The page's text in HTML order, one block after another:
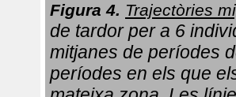
Figura 4. Trajectòries
de tardor per a 6
mitjanes de períodes
períodes en els que